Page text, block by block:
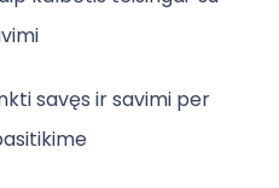
savęs ir savimi per